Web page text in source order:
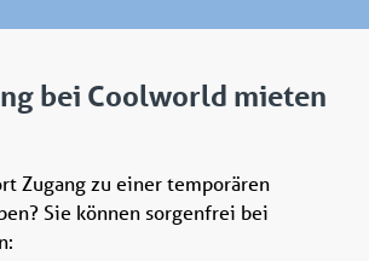
bei Coolworld mieten
Zugang zu einer temporären
Sie können sorgenfrei bei